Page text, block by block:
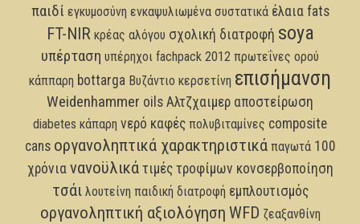
παιδί εγκυμοσύνη ενκαψυλιωμένα συστατικά έλαια fats
FT-NIR κρέας αλόγου σχολική διατροφή soya
υπέρταση υπέρηχοι fachpack 2012 πρωτεΐνες ορού
κάππαρη bottarga Βυζάντιο κερσετίνη επισήμανση
Weidenhammer oils Αλτζχαιμερ αποστείρωση
diabetes κάπαρη νερό καφές πολυβιταμίνες composite
cans οργανοληπτικά χαρακτηριστικά παγωτά 100
χρόνια νανοϋλικά τιμές τροφίμων κονσερβοποίηση
τσάι λουτείνη παιδική διατροφή εμπλουτισμός
οργανοληπτική αξιολόγηση WFD ζεαξανθίνη